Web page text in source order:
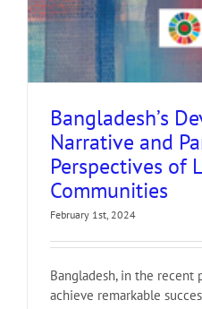
Bangladesh’s
Narrative and
Perspectives of
Communities
February 1st, 2024
Bangladesh, in the recent
achieve remarkable